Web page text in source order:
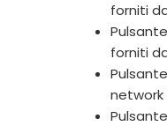
forniti
forniti
network